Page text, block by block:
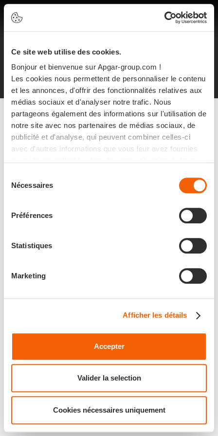
Ce site web utilise des cookies.
Bonjour et bienvenue sur Apgar-group.com !
Les cookies nous permettent de personnaliser le contenu
et les annonces, d'offrir des fonctionnalités relatives aux
médias sociaux et d'analyser notre trafic. Nous
partageons également des informations sur l'utilisation de
notre site avec nos partenaires de médias sociaux, de
publicité et d'analyse, qui peuvent combiner celles-ci
avec d'autres informations que vous leur avez fournies
Nécessaires
Préférences
Statistiques
Marketing
Afficher les détails
Accepter
Valider la selection
Cookies nécessaires uniquement
FR
Informations légales
Protection des données personnelles
Plan du site
©2024 Apgar